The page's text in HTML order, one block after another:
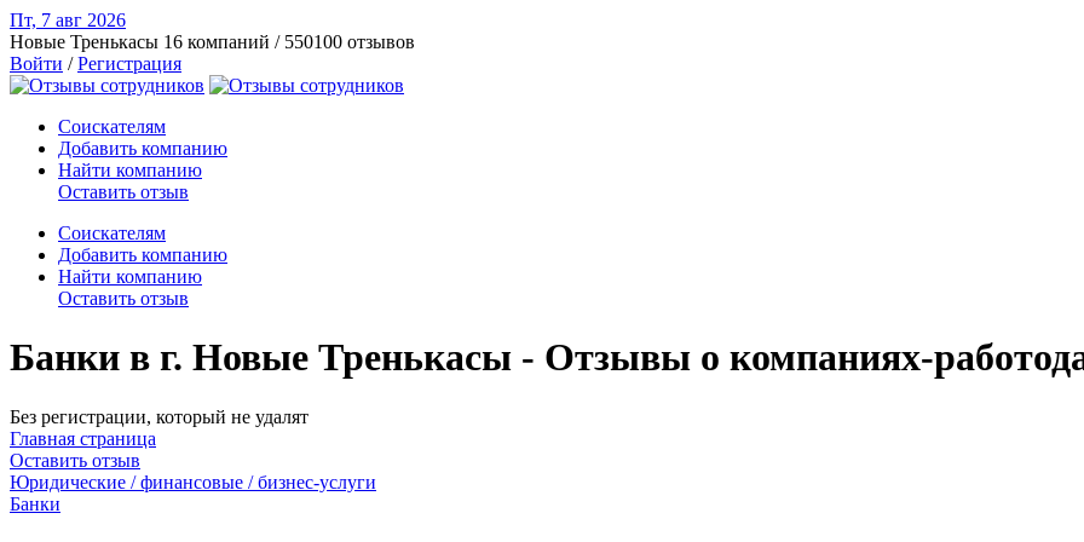
Пт, 7 авг 2026
Новые Тренькасы 16 компаний / 550100 отзывов
Войти /Регистрация
Соискателям
Добавить компанию
Найти компанию
Оставить отзыв
Соискателям
Добавить компанию
Найти компанию
Оставить отзыв
Банки в г. Новые Тренькасы - Отзывы о компаниях-
Без регистрации, который не удалят
Главная страница
Оставить отзыв
Юридические / финансовые / бизнес-услуги
Банки